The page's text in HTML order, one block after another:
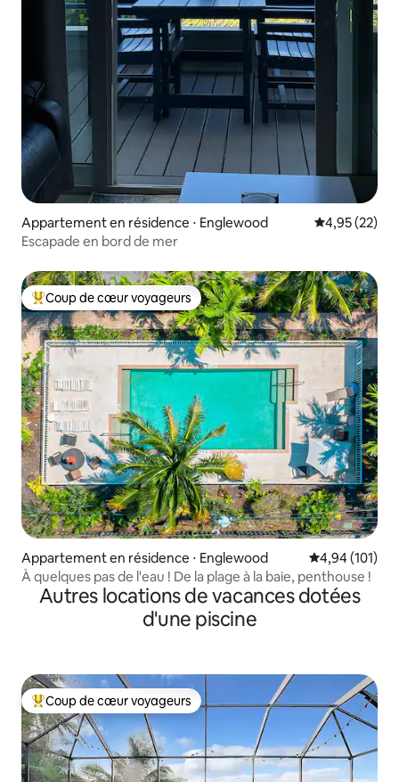
Appartement en résidence ⋅ Englewood Évaluation
4,95 (22)
Escapade en bord de mer
Coups de cœur voyageurs les plus appréciés
Coup de cœur voyageurs
Appartement en résidence ⋅ Englewood Évaluation
4,94 (101)
À quelques pas de l'eau ! De la plage à la baie, penthouse !
Autres locations de vacances dotées
d'une piscine
Coups de cœur voyageurs les plus appréciés
Coup de cœur voyageurs